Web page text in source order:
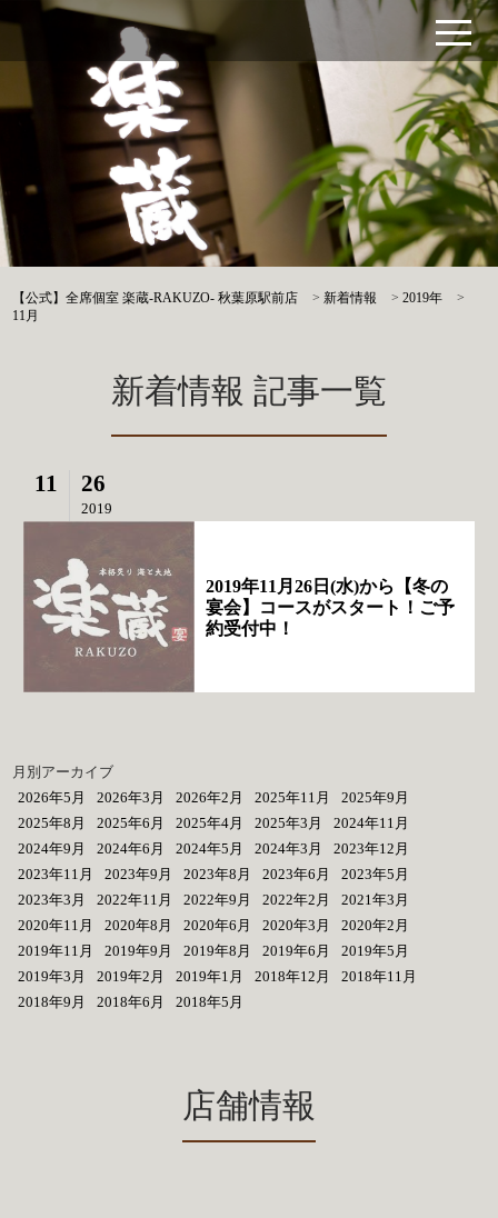
【公式】全席個室 楽蔵‐RAKUZO‐ 秋葉原駅前店 >新着情報 >2019年
>
11月
新着情報 記事一覧
11 26
2019
2019年11月26日(水)から【冬の
宴会】コースがスタート！ご予
約受付中！
月別アーカイブ
2026年5月
2026年3月 2026年2月 2025年11月
2025年9月
2025年8月
2025年6月 2025年4月 2025年3月
2024年11月
2024年9月
2024年6月 2024年5月 2024年3月
2023年12月
2023年11月
2023年9月 2023年8月 2023年6月
2023年5月
2023年3月
2022年11月 2022年9月 2022年2月
2021年3月
2020年11月
2020年8月 2020年6月 2020年3月
2020年2月
2019年11月
2019年9月 2019年8月 2019年6月
2019年5月
2019年3月
2019年2月 2019年1月 2018年12月
2018年11月
2018年9月
2018年6月 2018年5月
店舗情報